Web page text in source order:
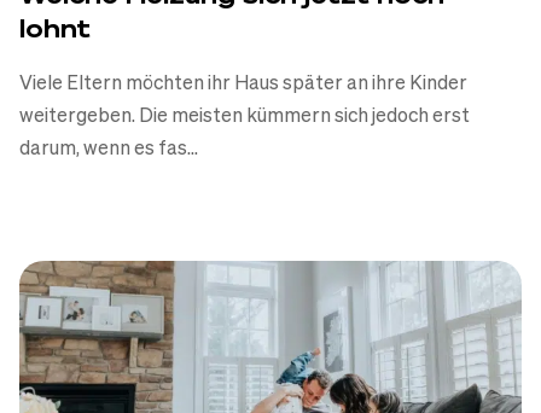
Haus verschenken: Mit
Nießbrauch Steuern sparen
und trotzdem wohnen bleiben
lohnt
Viele Eltern möchten ihr Haus später an ihre Kinder
weitergeben. Die meisten kümmern sich jedoch erst
darum, wenn es fas...